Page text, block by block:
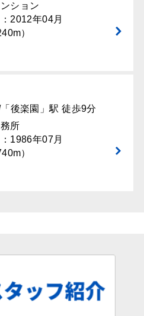
ション
2012年04月
）
後楽園」駅 徒歩9分
所
1986年07月
）